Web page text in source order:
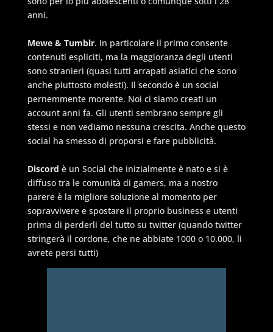
anni.
Mewe & Tumblr. In particolare il primo consente
contenuti espliciti, ma la maggioranza degli utenti
sono stranieri (quasi tutti arrapati asiatici che sono
anche piuttosto molesti). Il secondo è un social
pernemmente morente. Noi ci siamo creati un
account anni fa. Gli utenti sembrano sempre gli
stessi e non vediamo nessuna crescita. Anche questo
social ha smesso di proporsi e fare pubblicità.
Discord è un Social che inizialmente è nato e si è
diffuso tra le comunità di gamers, ma a nostro
parere è la migliore soluzione al momento per
sopravvivere e spostare il proprio business e utenti
prima di perderli del tutto su twitter (quando twitter
stringerà il cordone, che ne abbiate 1000 o 10.000, li
avrete persi tutti)